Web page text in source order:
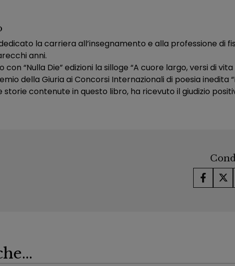
la carriera all’insegnamento e alla professione
anni.
“Nulla Die” edizioni la silloge “A cuore largo, versi di
della Giuria ai Concorsi Internazionali di poesia inedita
storie contenute in questo libro, ha ricevuto il giudizio